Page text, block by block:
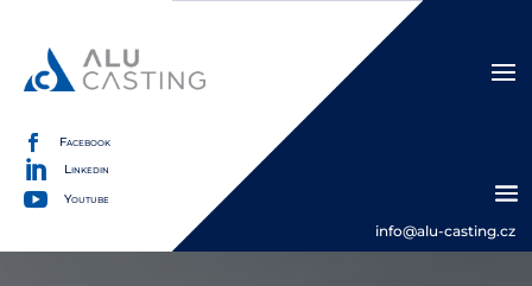
 Facebook
 Linkedin
 Youtube
info@alu-casting.cz